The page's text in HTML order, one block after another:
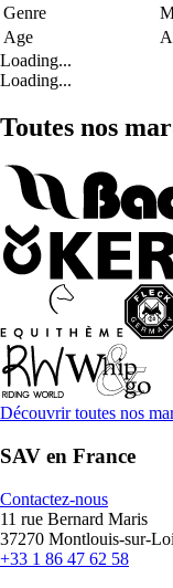
Genre
Age
Loading...
Loading...
Toutes nos
Découvrir toutes nos
SAV en France
Contactez-nous
11 rue Bernard Maris
37270 Montlouis-sur-
+33 1 86 47 62 58